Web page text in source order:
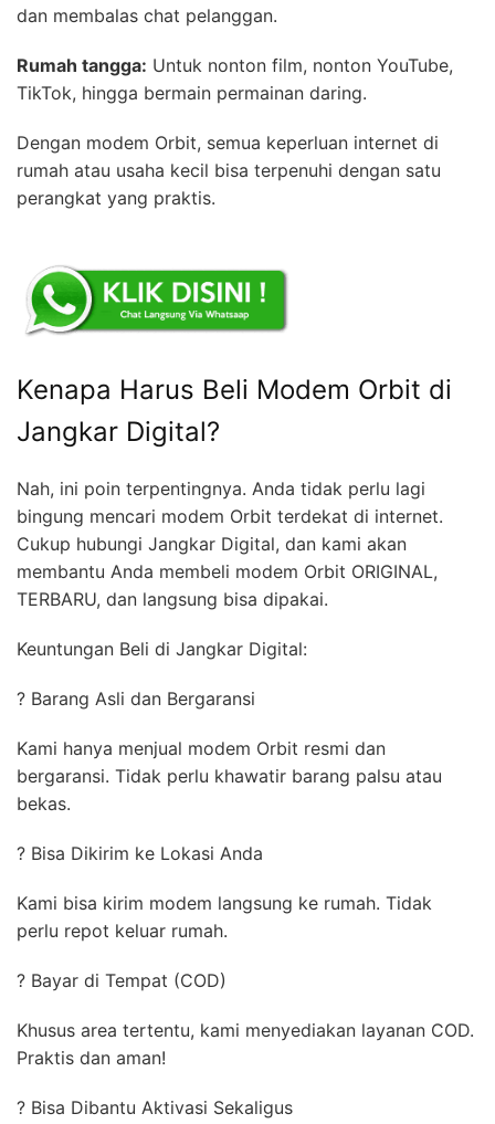
dan membalas chat pelanggan.
Rumah tangga: Untuk nonton film, nonton YouTube,
TikTok, hingga bermain permainan daring.
Dengan modem Orbit, semua keperluan internet di
rumah atau usaha kecil bisa terpenuhi dengan satu
perangkat yang praktis.
Kenapa Harus Beli Modem Orbit di
Jangkar Digital?
Nah, ini poin terpentingnya. Anda tidak perlu lagi
bingung mencari modem Orbit terdekat di internet.
Cukup hubungi Jangkar Digital, dan kami akan
membantu Anda membeli modem Orbit ORIGINAL,
TERBARU, dan langsung bisa dipakai.
Keuntungan Beli di Jangkar Digital:
? Barang Asli dan Bergaransi
Kami hanya menjual modem Orbit resmi dan
bergaransi. Tidak perlu khawatir barang palsu atau
bekas.
? Bisa Dikirim ke Lokasi Anda
Kami bisa kirim modem langsung ke rumah. Tidak
perlu repot keluar rumah.
? Bayar di Tempat (COD)
Khusus area tertentu, kami menyediakan layanan COD.
Praktis dan aman!
? Bisa Dibantu Aktivasi Sekaligus